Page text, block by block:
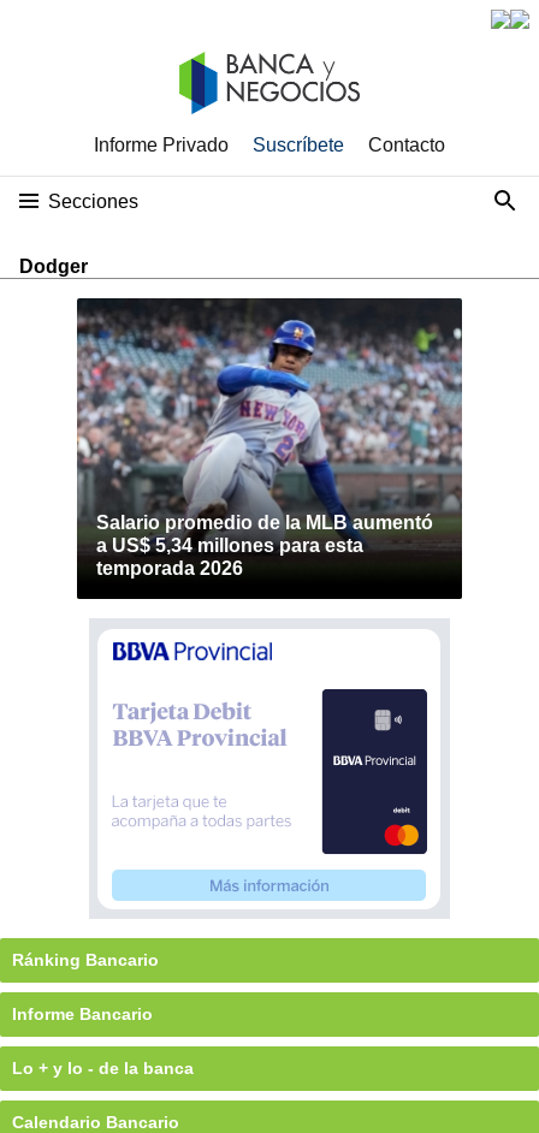
Informe Privado Suscríbete Contacto
Secciones
Dodger
Salario promedio de la MLB aumentó
a US$ 5,34 millones para esta
temporada 2026
Ránking Bancario
Informe Bancario
Lo + y lo - de la banca
Calendario Bancario